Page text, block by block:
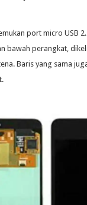
port micro USB
bawah perangkat,
Baris yang sama